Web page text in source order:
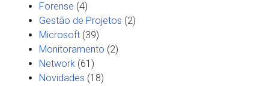
Forense (4)
Gestão de Projetos (2)
Microsoft (39)
Monitoramento (2)
Network (61)
Novidades (18)